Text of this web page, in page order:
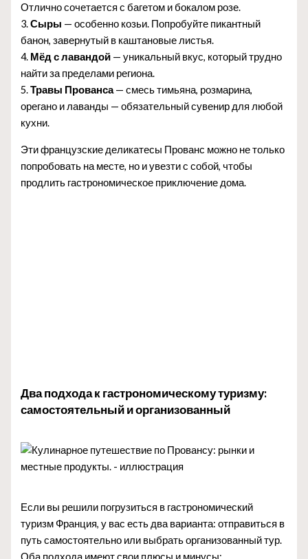
Отлично сочетается с багетом и бокалом розе.
3.Сыры — особенно козьи. Попробуйте пикантный
банон, завернутый в каштановые листья.
4. Мёд с лавандой — уникальный вкус, который трудно
найти за пределами региона.
5.Травы Прованса— смесь тимьяна, розмарина,
орегано и лаванды — обязательный сувенир для любой
кухни.
Эти французские деликатесы Прованс можно не только
попробовать на месте, но и увезти с собой, чтобы
продлить гастрономическое приключение дома.
Два подхода к гастрономическому туризму:
самостоятельный и организованный
Если вы решили погрузиться в гастрономический
туризм Франция, у вас есть два варианта: отправиться в
путь самостоятельно или выбрать организованный тур.
Оба подхода имеют свои плюсы и минусы: